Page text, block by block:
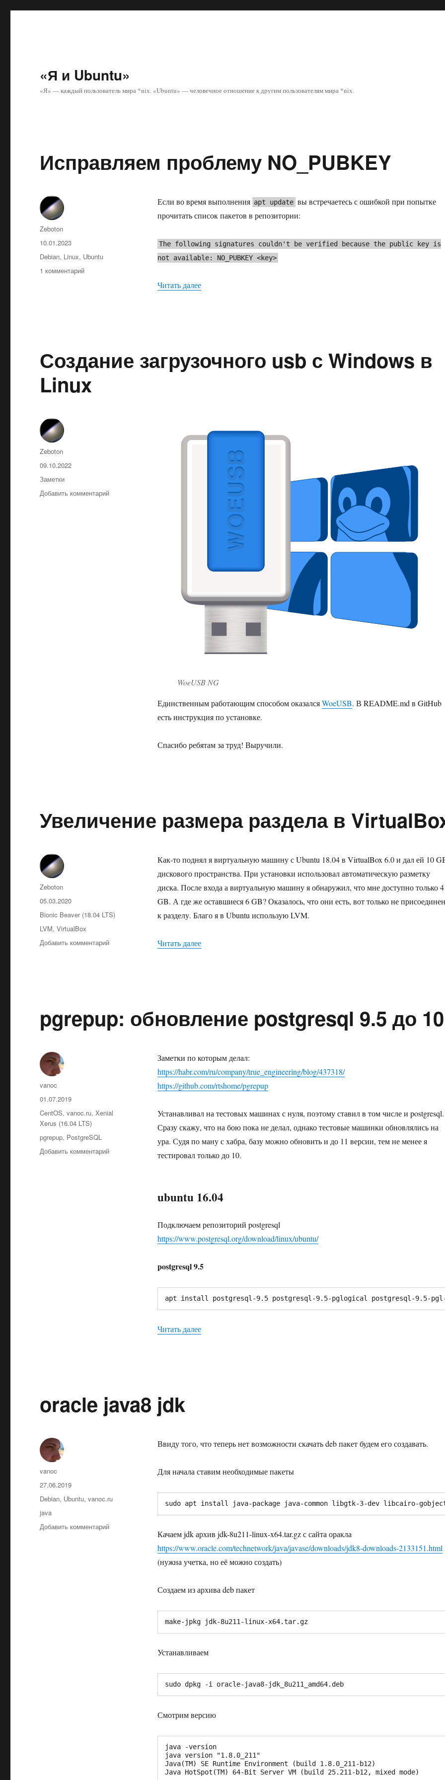
«Я и Ubuntu»
«Я» — каждый пользователь мира *nix. «Ubuntu» — человечное отношение к другим пользователям мира *nix.
Исправляем проблему NO_PUBKEY
Если во время выполнения apt update вы встречаетесь с ошибкой при попытке
прочитать список пакетов в репозитории:
The following signatures couldn't be verified because the public key is
not available: NO_PUBKEY <key>
Читать далее«Исправляем проблему NO_PUBKEY»
Автор
Zeboton
Опубликовано
10.01.2023
Рубрики
Debian, Linux, Ubuntu
1 комментарийк
Создание загрузочного usb с Windows в
Linux
WoeUSB NG
Единственным работающим способом оказалсяWoeUSB. В README.md в GitHub
есть инструкция по установке.
Спасибо ребятам за труд! Выручили.
Автор
Zeboton
Опубликовано
09.10.2022
Рубрики
Заметки
Добавить комментарийк
Увеличение размера раздела в
Как-то поднял я виртуальную машину с Ubuntu 18.04 в VirtualBox 6.0 и дал ей 10
дискового пространства. При установки использовал автоматическую разметку
диска. После входа а виртуальную машину я обнаружил, что мне доступно только 4
GB. А где же оставшиеся 6 GB? Оказалось, что они есть, вот только не
к разделу. Благо я в Ubuntu использую LVM.
Читать далее«Увеличение размера раздела в VirtualBox»
Автор
Zeboton
Опубликовано
05.03.2020
Рубрики
Bionic Beaver (18.04 LTS)
Метки
LVM,VirtualBox
Добавить комментарийк
pgrepup: обновление postgresql 9.5 до 10
Заметки по которым делал:
https://habr.com/ru/company/true_engineering/blog/437318/
https://github.com/rtshome/pgrepup
Устанавливал на тестовых машинах с нуля, поэтому ставил в том числе и postgresql.
Сразу скажу, что на бою пока не делал, однако тестовые машинки обновлялись на
ура. Судя по ману с хабра, базу можно обновить и до 11 версии, тем не менее я
тестировал только до 10.
ubuntu 16.04
Подключаем репозиторий postgresql
https://www.postgresql.org/download/linux/ubuntu/
postgresql 9.5
apt install postgresql-9.5 postgresql-9.5-pglogical postgresql-9.5-
Читать далее«pgrepup: обновление postgresql 9.5 до 10»
Автор
vanoc
Опубликовано
01.07.2019
Рубрики
CentOS,vanoc.ru,Xenial
Xerus (16.04 LTS)
Метки
pgrepup, PostgreSQL
Добавить комментарийк
oracle java8 jdk
Ввиду того, что теперь нет возможности скачать deb пакет будем его создавать.
Для начала ставим необходимые пакеты
sudo apt install java-package java-common libgtk-3-dev libcairo-
Качаем jdk архив jdk-8u211-linux-x64.tar.gz с сайта оракла
https://www.oracle.com/technetwork/java/javase/downloads/jdk8-downloads-2133151.html
(нужна учетка, но её можно создать)
Создаем из архива deb пакет
make-jpkg jdk-8u211-linux-x64.tar.gz
Устанавливаем
sudo dpkg -i oracle-java8-jdk_8u211_amd64.deb
Смотрим версию
java -version
java version "1.8.0_211"
Java(TM) SE Runtime Environment (build 1.8.0_211-b12)
Java HotSpot(TM) 64-Bit Server VM (build 25.211-b12, mixed mode)
Автор
vanoc
Опубликовано
27.06.2019
Рубрики
Debian, Ubuntu,vanoc.ru
Метки
java
Добавить комментарийк